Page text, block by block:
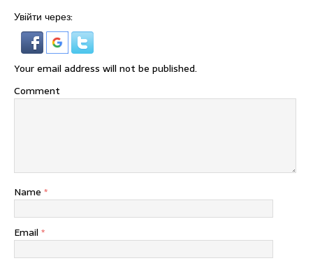
Увійти через:
Your email address will not be published.
Comment
Name *
Email *